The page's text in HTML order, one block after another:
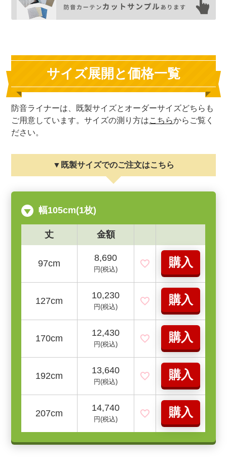
サイズ展開と価格一覧
防音ライナーは、既製サイズとオーダーサイズどちらも
ご用意しています。サイズの測り方はこちらからご覧く
ださい。
▼既製サイズでのご注文はこちら
幅105cm(1枚)
丈 金額
97cm
8,690
円(税込)
購入
127cm
10,230
円(税込)
購入
170cm
12,430
円(税込)
購入
192cm
13,640
円(税込)
購入
207cm
14,740
円(税込)
購入